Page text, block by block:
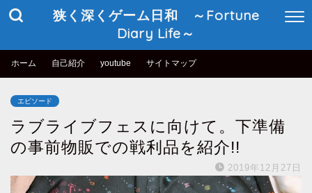
狭く深くゲーム日和 ～Fortune
Diary Life～
ホーム 自己紹介 youtube サイトマップ
エピソード
ラブライブフェスに向けて。下準備
の事前物販での戦利品を紹介!!
2019年12月27日